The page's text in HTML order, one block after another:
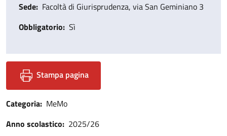
Sede Facoltà di Giurisprudenza, via San Geminiano 3
Obbligatorio Sì
Stampa pagina
Categoria MeMo
Anno scolastico 2025/26